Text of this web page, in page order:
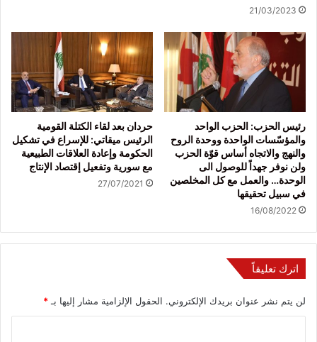
21/03/2023
رئيس الحزب: الحزب الواحد
والمؤسّسات الواحدة ووحدة الروح
والنهج والاتجاه أساس قوّة الحزب
ولن نوفر جهداً للوصول الى
الوحدة… والعمل مع كل المخلصين
في سبيل تحقيقها
16/08/2022
حردان بعد لقاء الكتلة القومية
الرئيس ميقاتي: للإسراع في تشكيل
الحكومة وإعادة العلاقات الطبيعية
مع سورية وتفعيل إقتصاد الإنتاج
27/07/2021
اترك تعليقاً
لن يتم نشر عنوان بريدك الإلكتروني. الحقول الإلزامية مشار إليها بـ *